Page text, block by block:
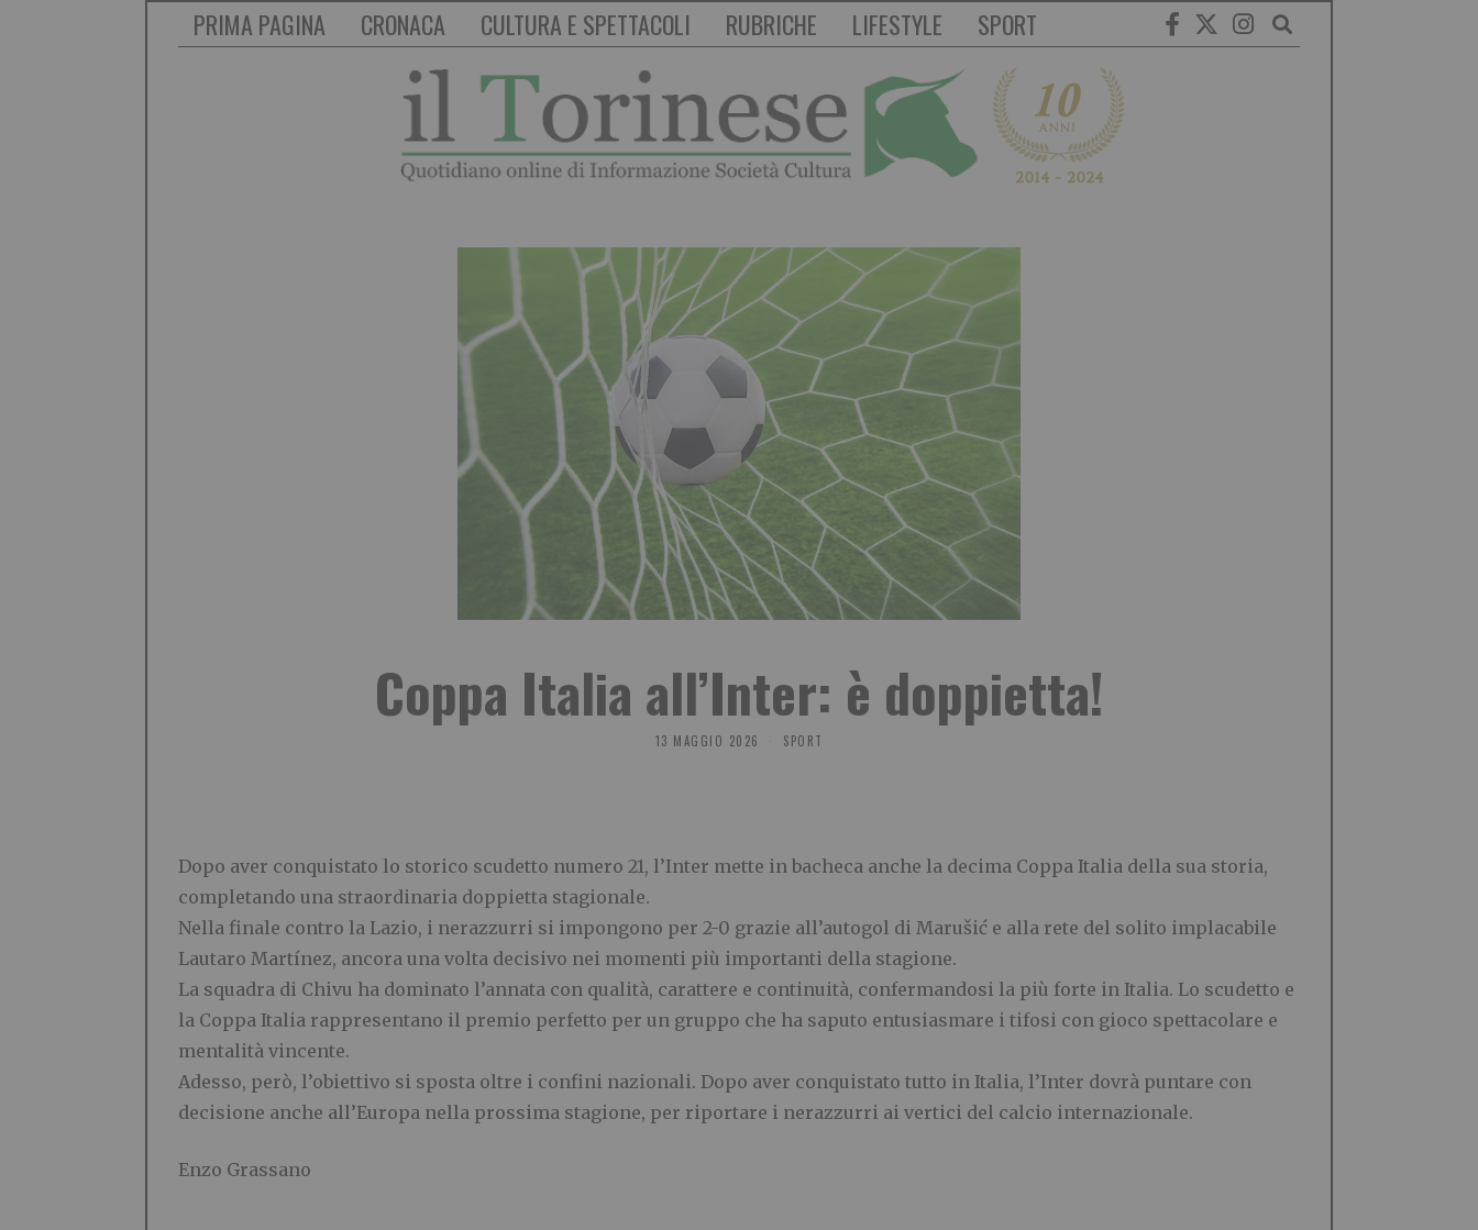
PRIMA PAGINA CRONACA CULTURA E SPETTACOLI RUBRICHE LIFESTYLE SPORT
Coppa Italia all’Inter: è doppietta!
13 MAGGIO 2026 SPORT
Dopo aver conquistato lo storico scudetto numero 21, l’Inter mette in bacheca anche la decima Coppa Italia della sua storia,
completando una straordinaria doppietta stagionale.
Nella finale contro la Lazio, i nerazzurri si impongono per 2-0 grazie all’autogol di Marušić e alla rete del solito implacabile
Lautaro Martínez, ancora una volta decisivo nei momenti più importanti della stagione.
La squadra di Chivu ha dominato l’annata con qualità, carattere e continuità, confermandosi la più forte in Italia. Lo scudetto e
la Coppa Italia rappresentano il premio perfetto per un gruppo che ha saputo entusiasmare i tifosi con gioco spettacolare e
mentalità vincente.
Adesso, però, l’obiettivo si sposta oltre i confini nazionali. Dopo aver conquistato tutto in Italia, l’Inter dovrà puntare con
decisione anche all’Europa nella prossima stagione, per riportare i nerazzurri ai vertici del calcio internazionale.
Enzo Grassano